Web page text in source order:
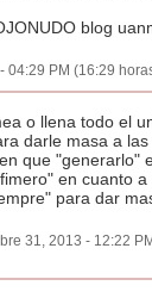
blog
04:29 PM (16:29
o llena todo el
darle masa a
que "generarlo"
en cuanto
para dar
31, 2013 - 12:22